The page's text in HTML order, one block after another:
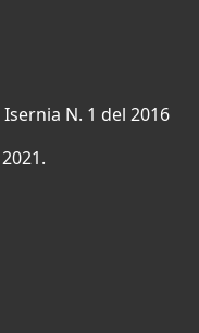
N. 1 del 2016